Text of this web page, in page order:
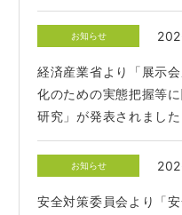
お知らせ
経済産業省より「展示
化のための実態把握等
研究」が発表されました
お知らせ
安全対策委員会より「安